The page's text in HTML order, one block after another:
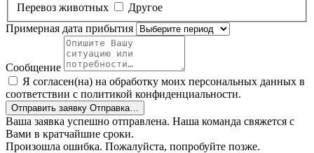
Перевоз животных
Другое
Примерная дата прибытия
Сообщение
Я согласен(на) на обработку моих персональных данных в
соответствии с политикой конфиденциальности.
Отправить заявку Отправка…
Ваша заявка успешно отправлена. Наша команда свяжется с
Вами в кратчайшие сроки.
Произошла ошибка. Пожалуйста, попробуйте позже.